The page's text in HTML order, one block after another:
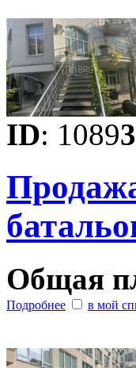
ID: 1089
Общая
Подробнее в мой